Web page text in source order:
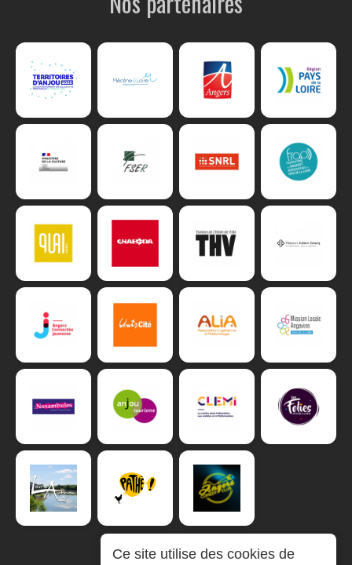
Ce site utilise des cookies de